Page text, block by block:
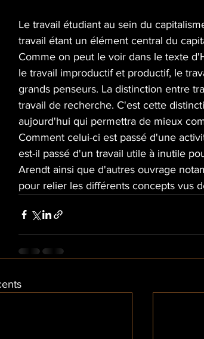
Le travail étudiant au sein du
travail étant un élément central du
Comme on peut le voir dans le texte
le travail improductif et productif, le
grands penseurs. La distinction entre
travail de recherche. C'est cette
aujourd'hui qui permettra de mieux
Comment celui-ci est passé d'une
est-il passé d'un travail utile à inutile
Arendt ainsi que d'autres ouvrage
pour relier les différents concepts vus